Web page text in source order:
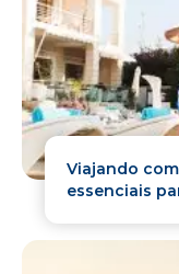
Viajando
essenciais